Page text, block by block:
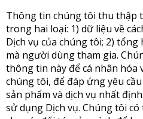
Thông tin chúng tôi thu thập
trong hai loại: 1) dữ liệu về
Dịch vụ của chúng tôi; 2)
mà người dùng tham gia.
thông tin này để cá nhân hóa
chúng tôi, để đáp ứng yêu
sản phẩm và dịch vụ nhất
sử dụng Dịch vụ. Chúng tôi